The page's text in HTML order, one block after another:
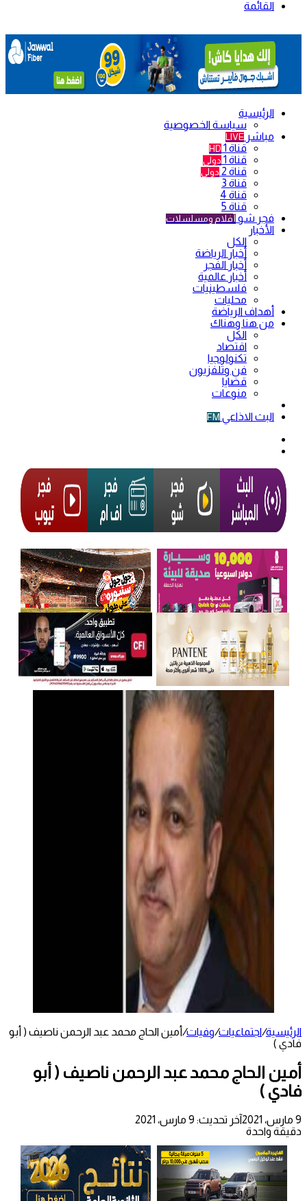
القائمة
الرئيسية
سياسة الخصوصية
مباشر LIVE
قناة 1 HD
قناة 1 دولي
قناة 2 دولي
قناة 3
قناة 4
قناة 5
فجر شو أفلام ومسلسلات
الأخبار
الكل
أخبار الرياضة
أخبار الفجر
أخبار عالمية
فلسطينيات
محليات
أهداف الرياضة
من هنا وهناك
الكل
اقتصاد
تكنولوجيا
فن وتلفزيون
قضايا
منوعات
البث الاذاعي FM
الرئيسية/اجتماعيات/وفيات/أمين الحاج محمد عبد الرحمن ناصيف ( أبو
فادي )
أمين الحاج محمد عبد الرحمن ناصيف ( أبو
فادي )
9 مارس، 2021
آخر تحديث: 9 مارس، 2021
دقيقة واحدة